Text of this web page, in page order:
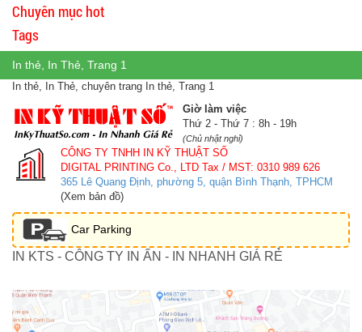
Chuyên mục hot
Tags
In thẻ, In Thẻ, Trang 1
In thẻ, In Thẻ, chuyên trang In thẻ, Trang 1
Giờ làm việc
Thứ 2 - Thứ 7 : 8h - 19h
(Chủ nhật nghỉ)
CÔNG TY TNHH IN KỸ THUẬT SỐ
DIGITAL PRINTING Co., LTD Tax / MST: 0310 989 626
365 Lê Quang Định, phường 5, quận Bình Thạnh, TPHCM
(Xem bản đồ)
Car Parking
IN KTS - CÔNG TY IN ẤN - IN NHANH GIÁ RẺ